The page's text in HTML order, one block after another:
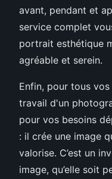
avant, pendant et
service complet
portrait esthétique
agréable et serein.
Enfin, pour tous
travail d'un
pour vos besoins
: il crée une image
valorise. C’est un
image, qu’elle soit